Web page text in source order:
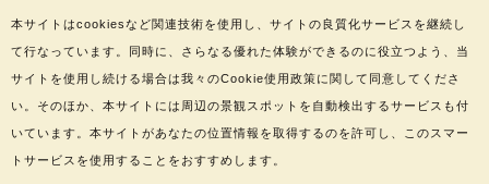
本サイトはcookiesなど関連技術を使用し、サイトの良質化サービスを継続し
て行なっています。同時に、さらなる優れた体験ができるのに役立つよう、当
サイトを使用し続ける場合は我々のCookie使用政策に関して同意してくださ
い。そのほか、本サイトには周辺の景観スポットを自動検出するサービスも付
いています。本サイトがあなたの位置情報を取得するのを許可し、このスマー
トサービスを使用することをおすすめします。